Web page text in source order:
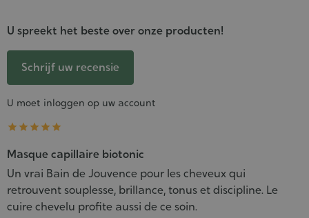
U spreekt het beste over onze producten!
Schrijf uw recensie
U moet inloggen op uw account
    
Masque capillaire biotonic
Un vrai Bain de Jouvence pour les cheveux qui
retrouvent souplesse, brillance, tonus et discipline. Le
cuire chevelu profite aussi de ce soin.